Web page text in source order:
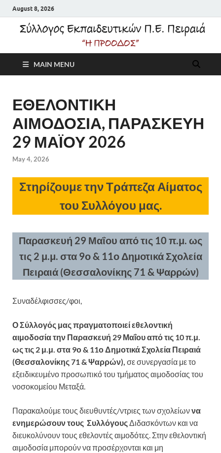
August 8, 2026
Σύλλογος
Εκπαιδευτικών Π.Ε.
Πειραιά "Η Πρόοδος"
MAIN MENU
ΕΘΕΛΟΝΤΙΚΗ
ΑΙΜΟΔΟΣΙΑ, ΠΑΡΑΣΚΕΥΗ
29 ΜΑΪΟΥ 2026
May 4, 2026
Στηρίζουμε την Τράπεζα Αίματος
του Συλλόγου μας.
Παρασκευή 29 Μαΐου από τις 10 π.μ. ως
τις 2 μ.μ. στα 9ο & 11ο Δημοτικά Σχολεία
Πειραιά (Θεσσαλονίκης 71 & Ψαρρών)
Συναδέλφισσες/φοι,
Ο Σύλλογός μας πραγματοποιεί εθελοντική
αιμοδοσία την Παρασκευή 29 Μαΐου από τις 10 π.μ.
ως τις 2 μ.μ. στα 9ο & 11ο Δημοτικά Σχολεία Πειραιά
(Θεσσαλονίκης 71 & Ψαρρών), σε συνεργασία με το
εξειδικευμένο προσωπικό του τμήματος αιμοδοσίας του
νοσοκομείου Μεταξά.
Παρακαλούμε τους διευθυντές/ντριες των σχολείωννα
ενημερώσουν τους ΣυλλόγουςΔιδασκόντων και να
διευκολύνουν τους εθελοντές αιμοδότες. Στην εθελοντική
αιμοδοσία μπορούν να προσέρχονται και μη